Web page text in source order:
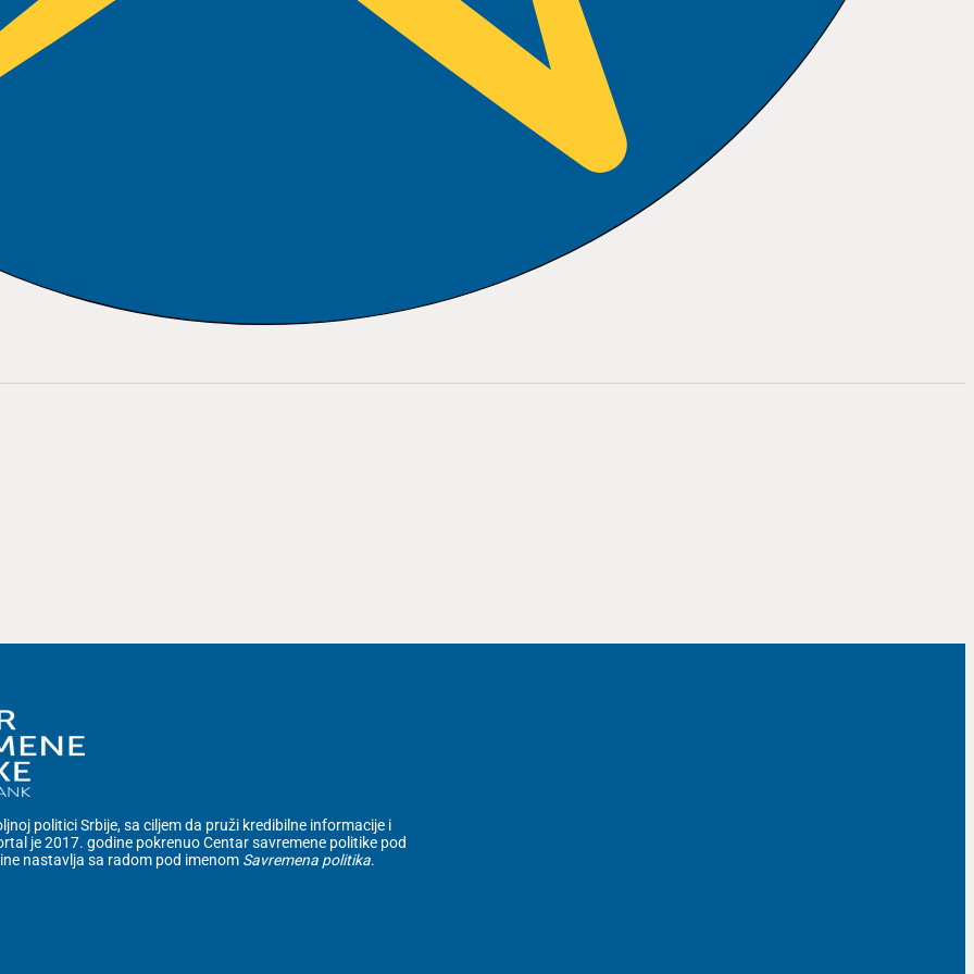
politici Srbije, sa ciljem da pruži kredibilne informacije i
je 2017. godine pokrenuo Centar savremene politike pod
nastavlja sa radom pod imenom Savremena politika.